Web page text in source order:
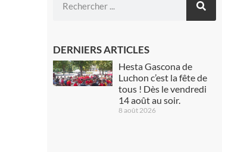
DERNIERS ARTICLES
Hesta Gascona de
Luchon c’est la fête de
tous ! Dès le vendredi
14 août au soir.
8 août 2026